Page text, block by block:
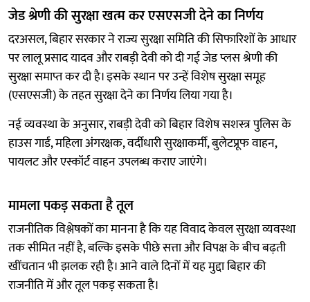
जेड श्रेणी की सुरक्षा खत्म कर एसएसजी देने का निर्णय
दरअसल, बिहार सरकार ने राज्य सुरक्षा समिति की सिफारिशों के आधार
पर लालू प्रसाद यादव और राबड़ी देवी को दी गई जेड प्लस श्रेणी की
सुरक्षा समाप्त कर दी है। इसके स्थान पर उन्हें विशेष सुरक्षा समूह
(एसएसजी) के तहत सुरक्षा देने का निर्णय लिया गया है।
नई व्यवस्था के अनुसार, राबड़ी देवी को बिहार विशेष सशस्त्र पुलिस के
हाउस गार्ड, महिला अंगरक्षक, वर्दीधारी सुरक्षाकर्मी, बुलेटप्रूफ वाहन,
पायलट और एस्कॉर्ट वाहन उपलब्ध कराए जाएंगे।
मामला पकड़ सकता है तूल
राजनीतिक विश्लेषकों का मानना है कि यह विवाद केवल सुरक्षा व्यवस्था
तक सीमित नहीं है, बल्कि इसके पीछे सत्ता और विपक्ष के बीच बढ़ती
खींचतान भी झलक रही है। आने वाले दिनों में यह मुद्दा बिहार की
राजनीति में और तूल पकड़ सकता है।